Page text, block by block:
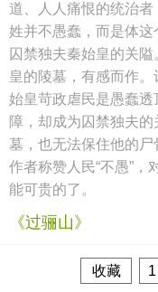
道、人人痛恨的统治
姓并不愚蠢，而是体
囚禁独夫秦始皇的关
皇的陵墓，有感而作
始皇苛政虐民是愚蠢
障，却成为囚禁独夫
墓，也无法保住他的尸
作者称赞人民“不愚”
能可贵的了。
《过骊山》
收藏 1